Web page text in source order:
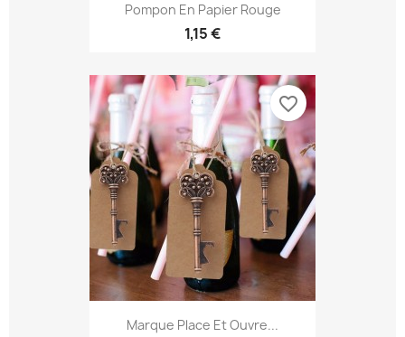
Pompon En Papier Rouge
1,15 €
Marque Place Et Ouvre...
favorite_border